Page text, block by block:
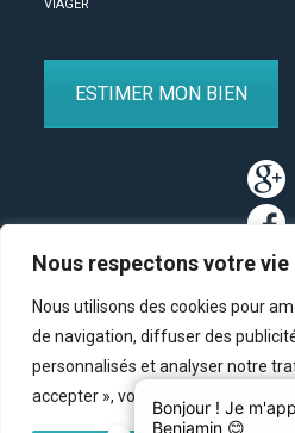
Nous respectons votre vie
Nous utilisons des cookies pour
de navigation, diffuser des
personnalisés et analyser notre
accepter », vous consentez à
VIAGER
ESTIMER MON BIEN
Partenaires